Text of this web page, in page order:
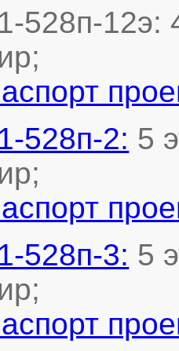
12э: 4
1-528п-2: 5
1-528п-3: 5